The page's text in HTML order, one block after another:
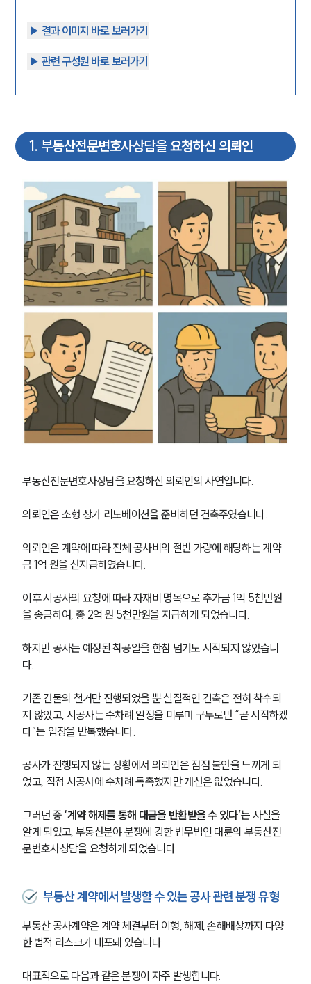
▶︎ 결과 이미지 바로 보러가기
▶︎ 관련 구성원 바로 보러가기
1. 부동산전문변호사상담을 요청하신 의뢰인
부동산전문변호사상담을 요청하신 의뢰인의 사연입니다.
의뢰인은 소형 상가 리노베이션을 준비하던 건축주였습니다.
의뢰인은 계약에 따라 전체 공사비의 절반 가량에 해당하는 계약
금 1억 원을 선지급하였습니다.
이후 시공사의 요청에 따라 자재비 명목으로 추가금 1억 5천만원
을 송금하여, 총 2억 원 5천만원을 지급하게 되었습니다.
하지만 공사는 예정된 착공일을 한참 넘겨도 시작되지 않았습니
다.
기존 건물의 철거만 진행되었을 뿐 실질적인 건축은 전혀 착수되
지 않았고, 시공사는 수차례 일정을 미루며 구두로만 “곧 시작하겠
다”는 입장을 반복했습니다.
공사가 진행되지 않는 상황에서 의뢰인은 점점 불안을 느끼게 되
었고, 직접 시공사에 수차례 독촉했지만 개선은 없었습니다.
그러던 중 ‘계약 해제를 통해 대금을 반환받을 수 있다’는 사실을
알게 되었고, 부동산분야 분쟁에 강한 법무법인 대륜의 부동산전
문변호사상담을 요청하게 되었습니다.
부동산 계약에서 발생할 수 있는 공사 관련 분쟁 유형
부동산 공사계약은 계약 체결부터 이행, 해제, 손해배상까지 다양
한 법적 리스크가 내포돼 있습니다.
대표적으로 다음과 같은 분쟁이 자주 발생합니다.